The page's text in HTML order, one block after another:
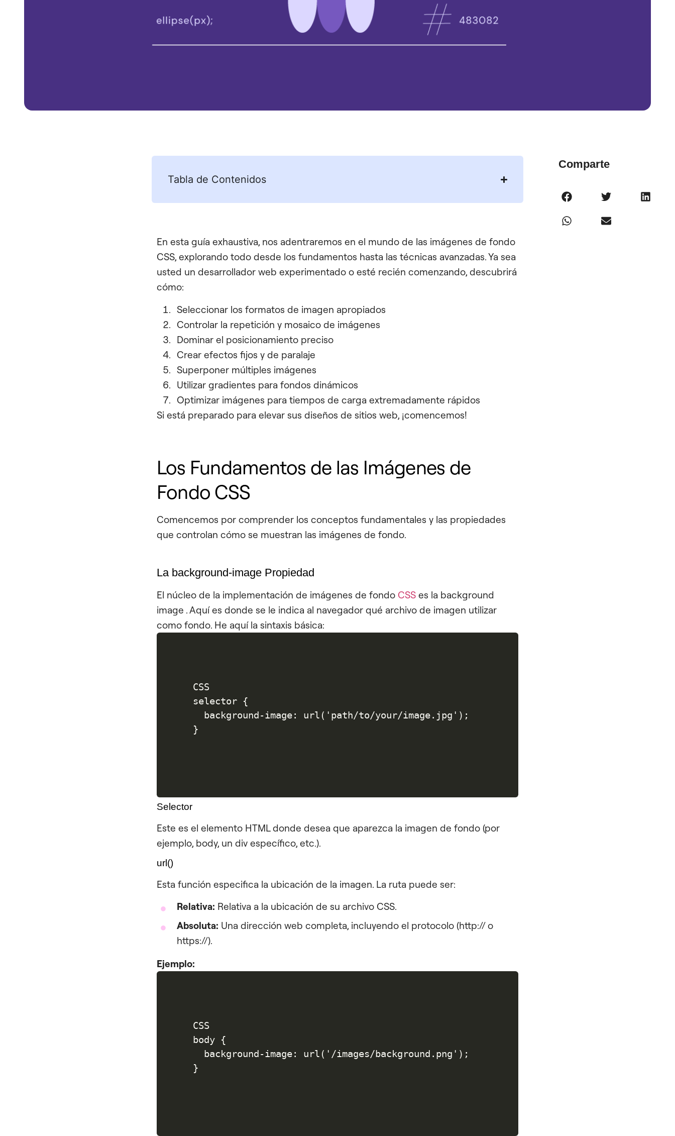
Tabla de Contenidos
En esta guía exhaustiva, nos adentraremos en el mundo de las imágenes de fondo
CSS, explorando todo desde los fundamentos hasta las técnicas avanzadas. Ya sea
usted un desarrollador web experimentado o esté recién comenzando, descubrirá
cómo:
Seleccionar los formatos de imagen apropiados
Controlar la repetición y mosaico de imágenes
Dominar el posicionamiento preciso
Crear efectos fijos y de paralaje
Superponer múltiples imágenes
Utilizar gradientes para fondos dinámicos
Optimizar imágenes para tiempos de carga extremadamente rápidos
Si está preparado para elevar sus diseños de sitios web, ¡comencemos!
Los Fundamentos de las Imágenes de
Fondo CSS
Comencemos por comprender los conceptos fundamentales y las propiedades
que controlan cómo se muestran las imágenes de fondo.
La background-image Propiedad
El núcleo de la implementación de imágenes de fondo CSS es la background
image . Aquí es donde se le indica al navegador qué archivo de imagen utilizar
como fondo. He aquí la sintaxis básica:
CSS
selector {
  background-image: url('path/to/your/image.jpg');
Selector
Este es el elemento HTML donde desea que aparezca la imagen de fondo (por
ejemplo, body, un div específico, etc.).
url()
Esta función especifica la ubicación de la imagen. La ruta puede ser:
Relativa: Relativa a la ubicación de su archivo CSS.
Absoluta: Una dirección web completa, incluyendo el protocolo (http:// o
https://).
Ejemplo:
CSS
body {
  background-image: url('/images/background.png');
Comparte